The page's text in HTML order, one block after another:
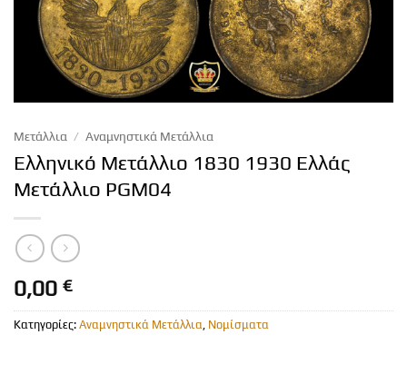
Μετάλλια / Αναμνηστικά Μετάλλια
Ελληνικό Μετάλλιο 1830 1930 Ελλάς
Μετάλλιο PGM04
0,00 €
Κατηγορίες: Αναμνηστικά Μετάλλια Νομίσματα